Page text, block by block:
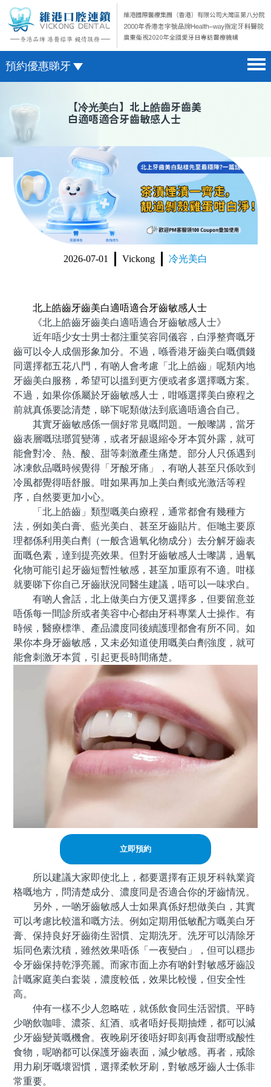
預約優惠睇牙
醫院簡介 hospital introduction
醫生介紹 doctor introduction
醫療新聞 medical news
種植牙 dental implant
箍牙 orthodontics
收費標準 change standard
微信預約
WhatsApp預約
【冷光美白】北上皓齒牙齒美
白適唔適合牙齒敏感人士
2026-07-01 Vickong 冷光美白
北上皓齒牙齒美白適唔適合牙齒敏感人士
《北上皓齒牙齒美白適唔適合牙齒敏感人士》
近年唔少女士男士都注重笑容同儀容，白淨整齊嘅牙
齒可以令人成個形象加分。不過，喺香港牙齒美白嘅價錢
同選擇都五花八門，有啲人會考慮「北上皓齒」呢類內地
牙齒美白服務，希望可以搵到更方便或者多選擇嘅方案。
不過，如果你係屬於牙齒敏感人士，咁喺選擇美白療程之
前就真係要諗清楚，睇下呢類做法到底適唔適合自己。
其實牙齒敏感係一個好常見嘅問題。一般嚟講，當牙
齒表層嘅琺瑯質變薄，或者牙龈退縮令牙本質外露，就可
能會對冷、熱、酸、甜等刺激產生痛楚。部分人只係遇到
冰凍飲品嘅時候覺得「牙酸牙痛」，有啲人甚至只係吹到
冷風都覺得唔舒服。咁如果再加上美白劑或光激活等程
序，自然要更加小心。
「北上皓齒」類型嘅美白療程，通常都會有幾種方
法，例如美白膏、藍光美白、甚至牙齒貼片。佢哋主要原
理都係利用美白劑（一般含過氧化物成分）去分解牙齒表
面嘅色素，達到提亮效果。但對牙齒敏感人士嚟講，過氧
化物可能引起牙齒短暫性敏感，甚至加重原有不適。咁樣
就要睇下你自己牙齒狀況同醫生建議，唔可以一味求白。
有啲人會話，北上做美白方便又選擇多，但要留意並
唔係每一間診所或者美容中心都由牙科專業人士操作。有
時候，醫療標準、產品濃度同後續護理都會有所不同。如
果你本身牙齒敏感，又未必知道使用嘅美白劑強度，就可
能會刺激牙本質，引起更長時間痛楚。
立即預約
所以建議大家即使北上，都要選擇有正規牙科執業資
格嘅地方，問清楚成分、濃度同是否適合你的牙齒情況。
另外，一啲牙齒敏感人士如果真係好想做美白，其實
可以考慮比較溫和嘅方法。例如定期用低敏配方嘅美白牙
膏、保持良好牙齒衛生習慣、定期洗牙。洗牙可以清除牙
垢同色素沈積，雖然效果唔係「一夜變白」，但可以穩步
令牙齒保持乾淨亮麗。而家市面上亦有啲針對敏感牙齒設
計嘅家庭美白套裝，濃度較低，效果比較慢，但安全性
高。
仲有一樣不少人忽略咗，就係飲食同生活習慣。平時
少啲飲咖啡、濃茶、紅酒、或者唔好長期抽煙，都可以減
少牙齒變黃嘅機會。夜晚刷牙後唔好即刻再食甜嘢或酸性
食物，呢啲都可以保護牙齒表面，減少敏感。再者，戒除
用力刷牙嘅壞習慣，選擇柔軟牙刷，對敏感牙齒人士係非
常重要。